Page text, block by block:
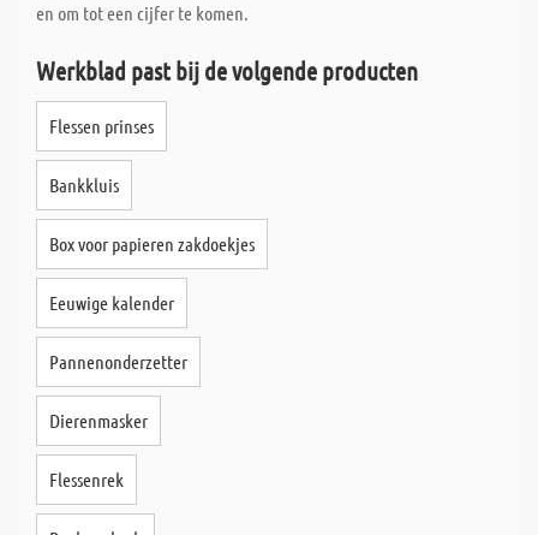
en om tot een cijfer te komen.
Werkblad past bij de volgende producten
Flessen prinses
Bankkluis
Box voor papieren zakdoekjes
Eeuwige kalender
Pannenonderzetter
Dierenmasker
Flessenrek